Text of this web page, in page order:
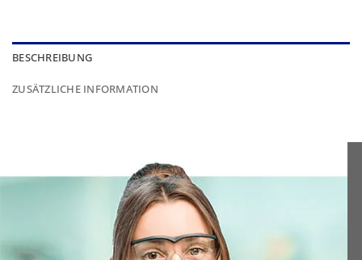
BESCHREIBUNG
ZUSÄTZLICHE INFORMATION